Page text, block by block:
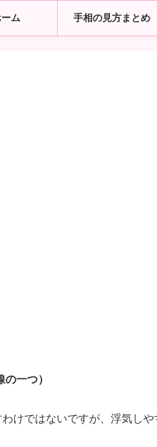
ム 手相の見方まとめ
一つ）
けではないですが、浮気しや